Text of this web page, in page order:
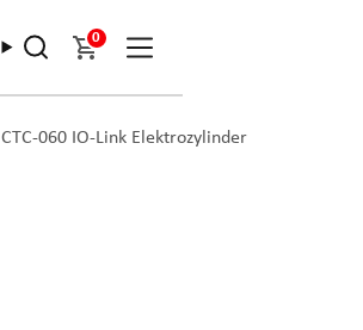
0
CTC-060 IO-Link Elektrozylinder